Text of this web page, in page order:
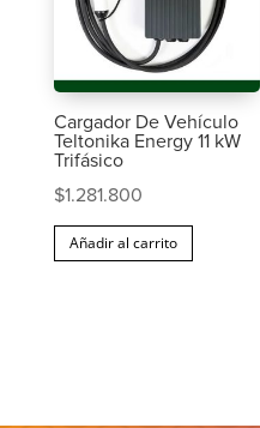
Cargador De Vehículo
Teltonika Energy 11 kW
Trifásico
$1.281.800
Añadir al carrito